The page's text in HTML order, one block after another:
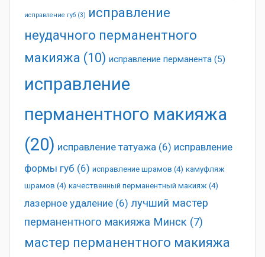
исправление губ (3) исправление
неудачного перманентного
макияжа (10) исправление перманента (5)
исправление
перманентного макияжа
(20) исправление татуажа (6) исправление
формы губ (6) исправление шрамов (4) камуфляж
шрамов (4) качественный перманентный макияж (4)
лазерное удаление (6) лучший мастер
перманентного макияжа Минск (7)
мастер перманентного макияжа